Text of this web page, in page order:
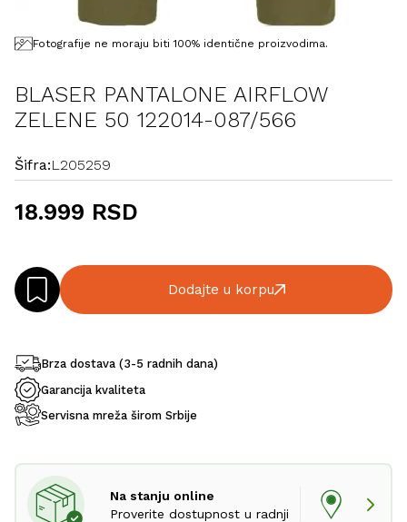
Fotografije ne moraju biti 100% identične proizvodima.
BLASER PANTALONE AIRFLOW
ZELENE 50 122014-087/566
Šifra:L205259
18.999 RSD
Dodajte u korpu
Brza dostava (3-5 radnih dana)
Garancija kvaliteta
Servisna mreža širom Srbije
Na stanju online
Proverite dostupnost u radnji